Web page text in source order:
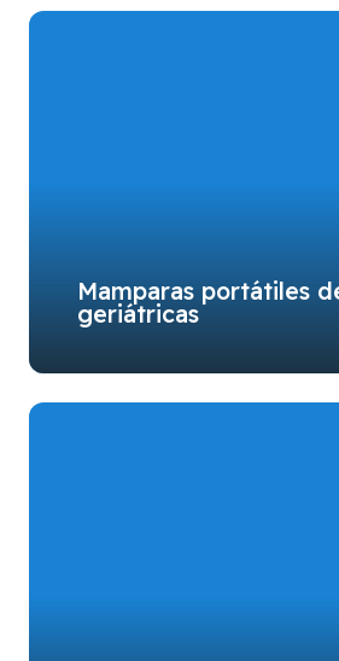
Mamparas portátiles
geriátricas